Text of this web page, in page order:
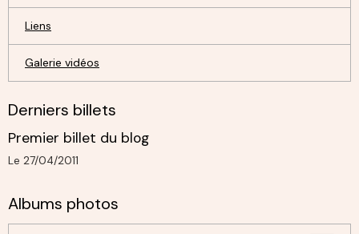
Liens
Galerie vidéos
Derniers billets
Premier billet du blog
Le 27/04/2011
Albums photos